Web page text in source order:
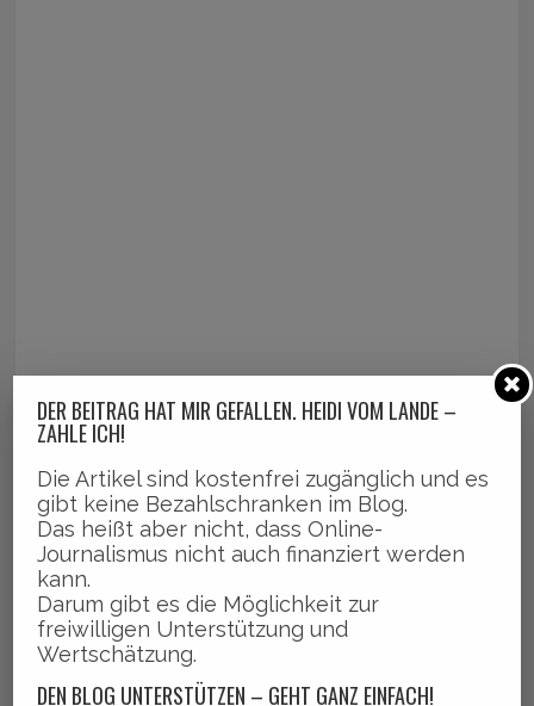
DER BEITRAG HAT MIR GEFALLEN. HEIDI VOM LANDE –
ZAHLE ICH!
Die Artikel sind kostenfrei zugänglich und es
gibt keine Bezahlschranken im Blog.
Das heißt aber nicht, dass Online-
Journalismus nicht auch finanziert werden
kann.
Darum gibt es die Möglichkeit zur
freiwilligen Unterstützung und
Wertschätzung.
DEN BLOG UNTERSTÜTZEN – GEHT GANZ EINFACH!